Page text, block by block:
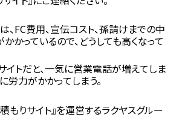
、FC費用、宣伝コスト、孫請けまでの中
かっているので、どうしても高くなって
イトだと、一気に営業電話が増えてしま
労力がかかってしまう。
もりサイト』を運営するラクヤスグルー